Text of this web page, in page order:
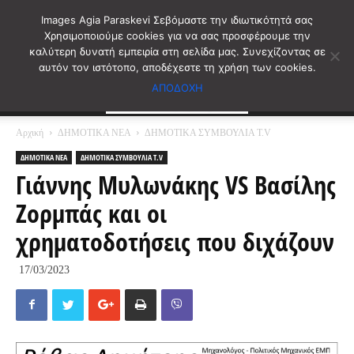
Αρχική ΔΗΜΟΤΙΚΑ ΝΕΑ ΔΗΜΟΤΙΚΑ ΣΥΜΒΟΥΛΙΑ T.V
ΔΗΜΟΤΙΚΑ ΝΕΑ ΔΗΜΟΤΙΚΑ ΣΥΜΒΟΥΛΙΑ T.V
Γιάννης Μυλωνάκης VS Βασίλης
Ζορμπάς και οι
χρηματοδοτήσεις που διχάζουν
17/03/2023
Images Agia Paraskevi Σεβόμαστε την ιδιωτικότητά σας
Χρησιμοποιούμε cookies για να σας προσφέρουμε την
καλύτερη δυνατή εμπειρία στη σελίδα μας. Συνεχίζοντας σε
αυτόν τον ιστότοπο, αποδέχεστε τη χρήση των cookies.
ΑΠΟΔΟΧΗ